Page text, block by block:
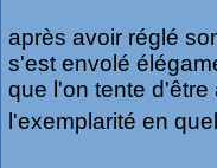
après avoir réglé
s'est envolé
que l'on tente
l'exemplarité en